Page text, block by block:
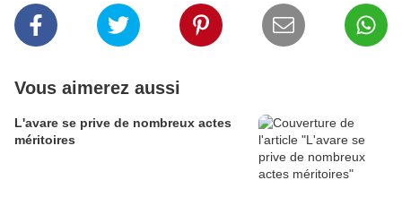
Vous aimerez aussi
L'avare se prive de nombreux actes
méritoires